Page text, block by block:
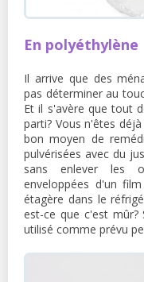
En polyéthylène
Il arrive que des
pas déterminer au
Et il s'avère que tout
parti? Vous n'êtes
bon moyen de
pulvérisées avec du
sans enlever les
enveloppées d'un
étagère dans le
est-ce que c'est
utilisé comme prévu